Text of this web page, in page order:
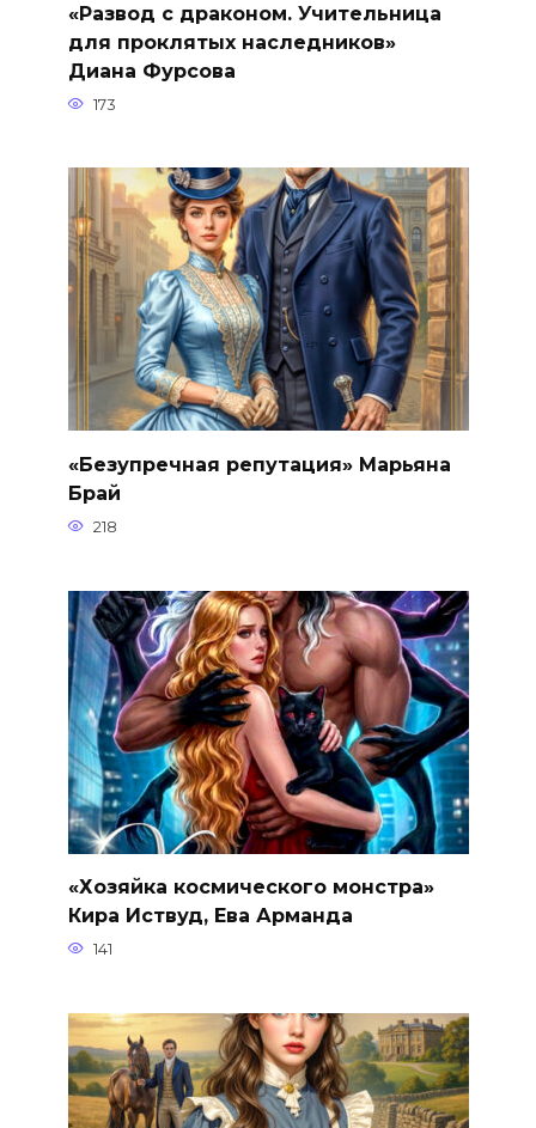
«Развод с драконом. Учительница
для проклятых наследников»
Диана Фурсова
173
«Безупречная репутация» Марьяна
Брай
218
«Хозяйка космического монстра»
Кира Иствуд, Ева Арманда
141